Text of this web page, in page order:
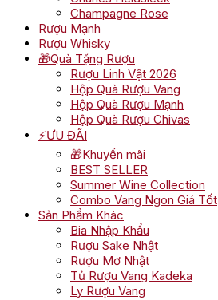
Champagne Rose
Rượu Mạnh
Rượu Whisky
🎁Quà Tặng Rượu
Rượu Linh Vật 2026
Hộp Quà Rượu Vang
Hộp Quà Rượu Mạnh
Hộp Quà Rượu Chivas
⚡ƯU ĐÃI
🎁Khuyến mãi
BEST SELLER
Summer Wine Collection
Combo Vang Ngon Giá Tốt
Sản Phẩm Khác
Bia Nhập Khẩu
Rượu Sake Nhật
Rượu Mơ Nhật
Tủ Rượu Vang Kadeka
Ly Rượu Vang